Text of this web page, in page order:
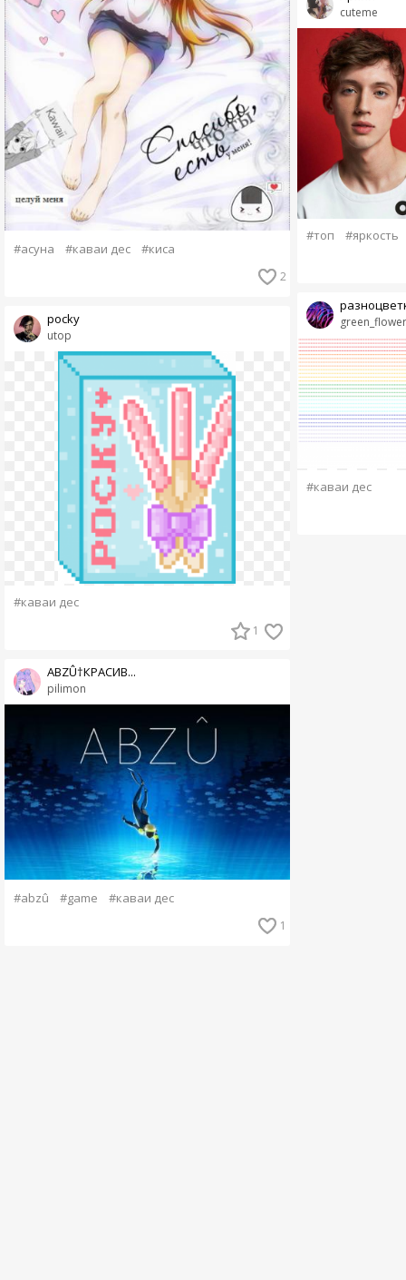
#асуна #каваи дес #киса
2
utop
pocky
#каваи дес
1
pilimon
ABZÛ†КРАСИВ...
#abzû #game #каваи дес
1
cuteme
#топ #яркость
#каваи дес